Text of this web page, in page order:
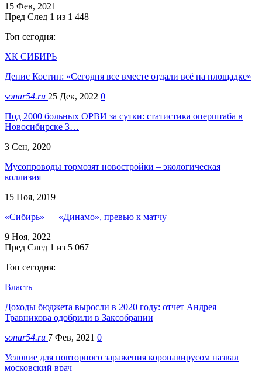
15 Фев, 2021
Пред След 1 из 1 448
Топ сегодня:
ХК СИБИРЬ
Денис Костин: «Сегодня все вместе отдали всё на площадке»
sonar54.ru 25 Дек, 2022 0
Под 2000 больных ОРВИ за сутки: статистика оперштаба в
Новосибирске 3…
3 Сен, 2020
Мусопроводы тормозят новостройки – экологическая
коллизия
15 Ноя, 2019
«Сибирь» — «Динамо», превью к матчу
9 Ноя, 2022
Пред След 1 из 5 067
Топ сегодня:
Власть
Доходы бюджета выросли в 2020 году: отчет Андрея
Травникова одобрили в Заксобрании
sonar54.ru 7 Фев, 2021 0
Условие для повторного заражения коронавирусом назвал
московский врач